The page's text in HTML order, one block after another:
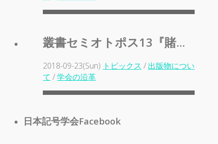
叢書セミオトポス13『賭...
2018-09-23(Sun) トピックス / 出版物につい
て /学会の沿革
日本記号学会Facebook